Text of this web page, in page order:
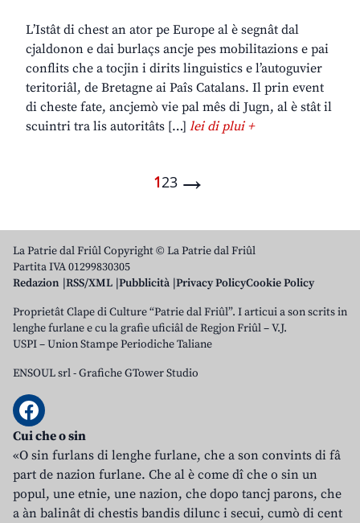
L’Istât di chest an ator pe Europe al è segnât dal
cjaldonon e dai burlaçs ancje pes mobilitazions e pai
conflits che a tocjin i dirits linguistics e l’autoguvier
teritoriâl, de Bretagne ai Paîs Catalans. Il prin event
di cheste fate, ancjemò vie pal mês di Jugn, al è stât il
scuintri tra lis autoritâts […] lei di plui +
123 →
La Patrie dal Friûl Copyright © La Patrie dal Friûl
Partita IVA 01299830305
Redazion RSS/XML Pubblicità Privacy PolicyCookie Policy
Proprietât Clape di Culture “Patrie dal Friûl”. I articui a son scrits in
lenghe furlane e cu la grafie uficiâl de Regjon Friûl – V.J.
USPI – Union Stampe Periodiche Taliane
ENSOUL srl-Grafiche GTower Studio
Cui che o sin
«O sin furlans di lenghe furlane, che a son convints di fâ
part de nazion furlane. Che al è come dî che o sin un
popul, une etnie, une nazion, che dopo tancj parons, che
a àn balinât di chestis bandis dilunc i secui, cumò di cent